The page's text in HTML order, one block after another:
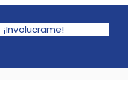
¡Involucrame!